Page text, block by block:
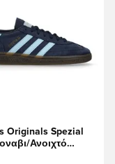
Originals Spezial
Ανοιχτό